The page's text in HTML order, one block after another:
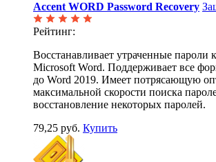
Accent WORD Password Recovery
Рейтинг:
Восстанавливает утраченные пароли
Microsoft Word. Поддерживает все
до Word 2019. Имеет потрясающую
максимальной скорости поиска
восстановление некоторых паролей.
79,25 руб. Купить